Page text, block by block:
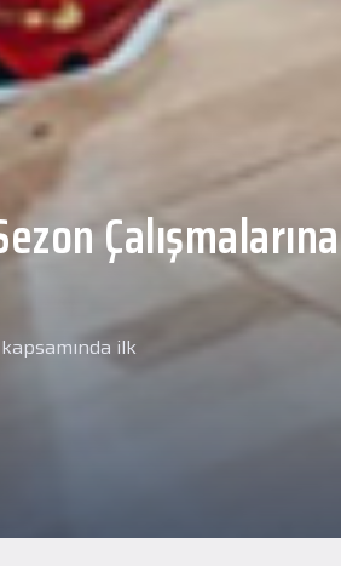
Anadolu Sağlık
kontrolünden
kapsamında yeni
Sağlık Merkezi